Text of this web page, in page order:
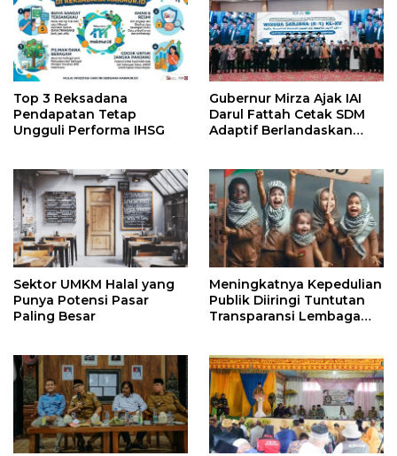
Top 3 Reksadana
Pendapatan Tetap
Ungguli Performa IHSG
Gubernur Mirza Ajak IAI
Darul Fattah Cetak SDM
Adaptif Berlandaskan
Sektor UMKM Halal yang
Punya Potensi Pasar
Paling Besar
Meningkatnya Kepedulian
Publik Diiringi Tuntutan
Transparansi Lembaga